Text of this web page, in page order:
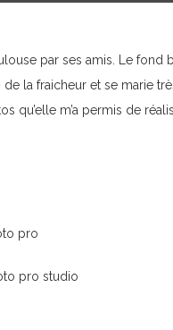
par ses amis. Le fond
de la fraicheur et se marie
qu’elle m’a permis de